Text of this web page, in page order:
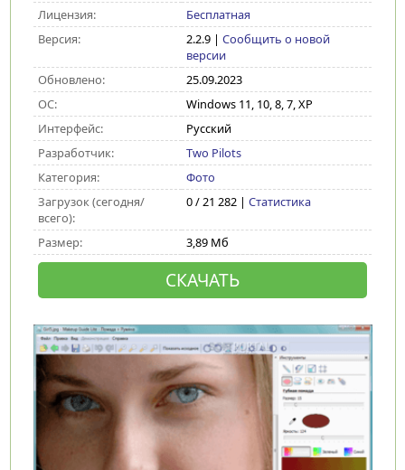
Лицензия:
Бесплатная
Версия:
2.2.9| Сообщить о новой
версии
Обновлено:
25.09.2023
ОС:
Windows 11, 10, 8, 7, XP
Интерфейс:
Русский
Разработчик:
Two Pilots
Категория:
Фото
Загрузок (сегодня/
всего):
0 / 21 282 | Статистика
Размер: 3,89 Мб
СКАЧАТЬ